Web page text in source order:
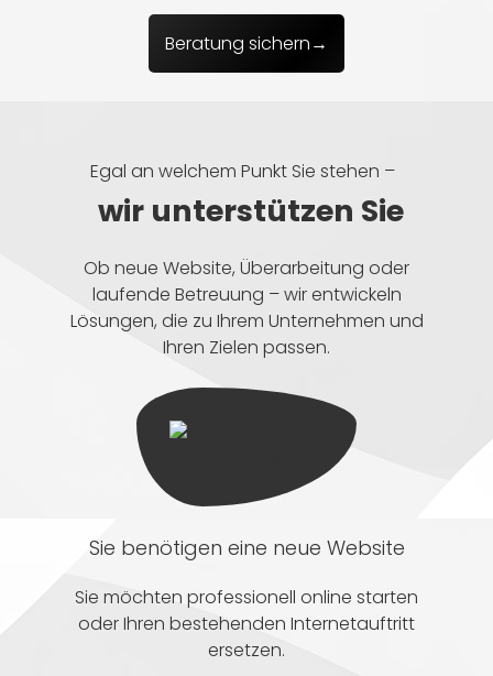
Beratung sichern→
Egal an welchem Punkt Sie stehen –
wir unterstützen Sie
Ob neue Website, Überarbeitung oder
laufende Betreuung – wir entwickeln
Lösungen, die zu Ihrem Unternehmen und
Ihren Zielen passen.
Sie benötigen eine neue Website
Sie möchten professionell online starten
oder Ihren bestehenden Internetauftritt
ersetzen.